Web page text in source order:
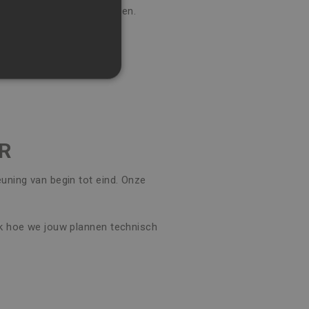
te presenteren.
van begin tot eind. Onze
we jouw plannen technisch
accountbeheer. De